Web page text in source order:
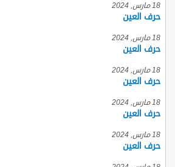
18 مارس, 2024
حرف العين
18 مارس, 2024
حرف العين
18 مارس, 2024
حرف العين
18 مارس, 2024
حرف العين
18 مارس, 2024
حرف العين